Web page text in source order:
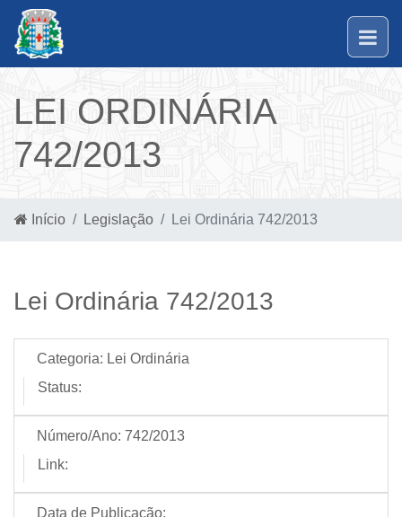
LEI ORDINÁRIA
742/2013
Início Legislação Lei Ordinária 742/2013
Lei Ordinária 742/2013
Categoria: Lei Ordinária
Status:
Número/Ano: 742/2013
Link:
Data de Publicação: